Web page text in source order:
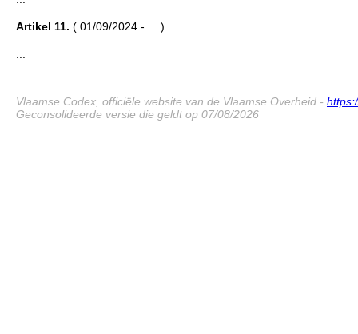
Artikel 11. ( 01/09/2024 - ... )
Vlaamse Codex, officiële website van de Vlaamse Overheid -
Geconsolideerde versie die geldt op 07/08/2026